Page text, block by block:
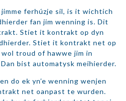
ferhúzje sil, is it wichtich
fan jim wenning is. Dit
Stiet it kontrakt op dyn
Stiet it kontrakt net op
wol troud of hawwe jim in
bist automatysk meihierder.
do ek yn’e wenning wenjen
net oanpast te wurden.